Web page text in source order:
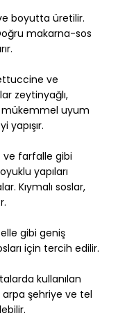
boyutta üretilir.
makarna-sos
ve
zeytinyağlı,
mükemmel uyum
yapışır.
ve farfalle gibi
yapıları
Kıymalı soslar,
gibi geniş
için tercih edilir.
kullanılan
şehriye ve tel